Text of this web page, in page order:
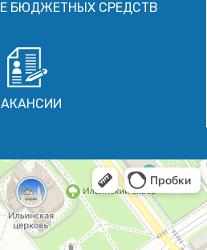
БЮДЖЕТНЫХ СРЕДСТВ